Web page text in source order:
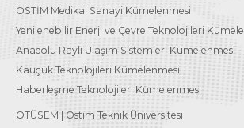
OSTİM Medikal Sanayi Kümelenmesi
Yenilenebilir Enerji ve Çevre Teknolojileri
Anadolu Raylı Ulaşım Sistemleri Kümelenmesi
Kauçuk Teknolojileri Kümelenmesi
Haberleşme Teknolojileri Kümelenmesi
OTÜSEM | Ostim Teknik Üniversitesi